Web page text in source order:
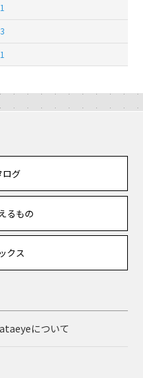
ログ
るもの
クス
について